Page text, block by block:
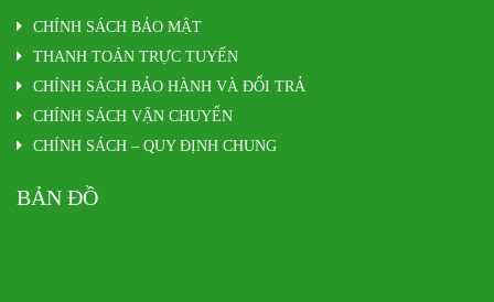
CHÍNH SÁCH BẢO MẬT
THANH TOÁN TRỰC TUYẾN
CHÍNH SÁCH BẢO HÀNH VÀ ĐỔI TRẢ
CHÍNH SÁCH VẬN CHUYỂN
CHÍNH SÁCH – QUY ĐỊNH CHUNG
BẢN ĐỒ